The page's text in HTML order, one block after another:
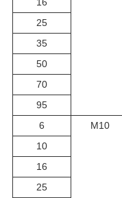
25
35
50
70
95
6
М10
10
16
25